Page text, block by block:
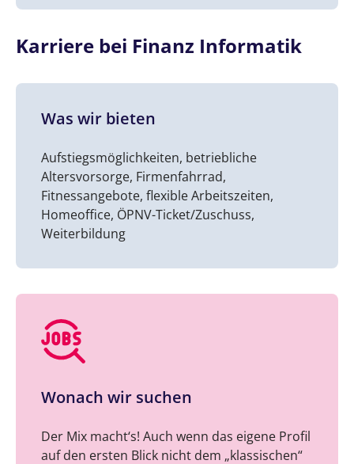
Karriere bei Finanz Informatik
Was wir bieten
Aufstiegsmöglichkeiten, betriebliche
Altersvorsorge, Firmenfahrrad,
Fitnessangebote, flexible Arbeitszeiten,
Homeoffice, ÖPNV-Ticket/Zuschuss,
Weiterbildung
Wonach wir suchen
Der Mix macht‘s! Auch wenn das eigene Profil
auf den ersten Blick nicht dem „klassischen“